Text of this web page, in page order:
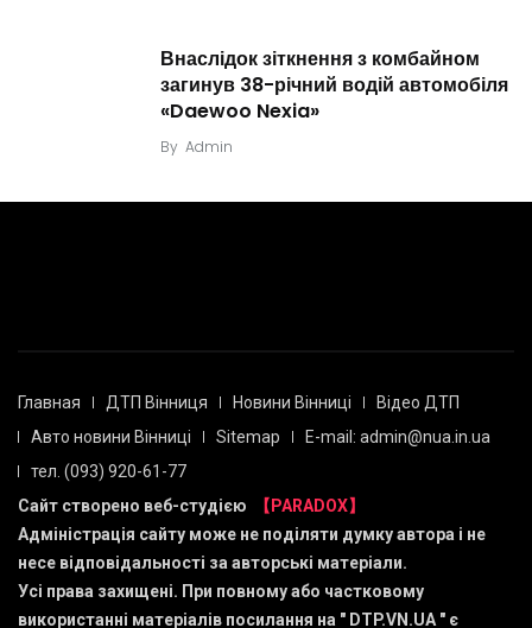
Внаслідок зіткнення з комбайном
загинув 38-річний водій автомобіля
«Daewoo Nexia»
By Admin
Главная ДТП Вінниця Новини Вінниці
Відео ДТП
Авто новини Вінниці
Sitemap
E-mail: admin@nua.in.ua
тел. (093) 920-61-77
Сайт створено веб-студією
【PARADOX】
Адміністрація сайту може не поділяти думку автора і не
несе відповідальності за авторські матеріали.
Усі права захищені. При повному або частковому
використанні матеріалів посилання на " DTP.VN.UA " є